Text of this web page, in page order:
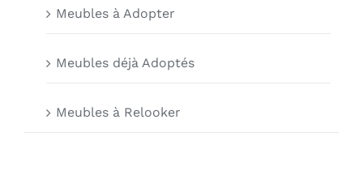
Meubles à Adopter
Meubles déjà Adoptés
Meubles à Relooker